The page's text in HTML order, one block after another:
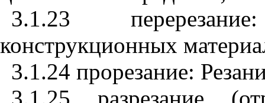
3.1.23
конструкционных
3.1.24 прорезание: